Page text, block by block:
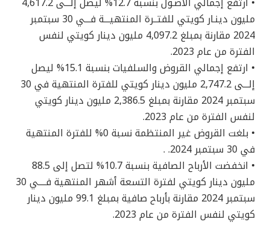
مليون دينـار كويتي للفتــرة المنتهيـــة فـــي 30 سبتمبر
2024 مقارنة بمبلغ 4,097.2 مليون دينار كويتي لنفس
الفترة من عام 2023.
• ارتفع إجمالي القروض والسلفيات بنسبة 15.1% ليصل
إلـــى 2,747.2 مليون دينار كويتي للفترة المنتهية في 30
سبتمبر 2024 مقارنة بمبلغ 2,386.5 مليون دينار كويتي
لنفس الفترة من عام 2023.
• بلغت القروض غير المنتظمة نسبة 0% للفترة المنتهية
في 30 سبتمبر 2024. .
• انخفضت الأرباح الصافية بنسبة 10.7% لتصل إلى 88.5
مليون دينار كويتي لفترة التسعة أشهر المنتهية فــــي 30
سبتمبر 2024 مقارنة بأرباح صافية بمبلغ 99.1 مليون دينار
كويتي لنفس الفترة من عام 2023.